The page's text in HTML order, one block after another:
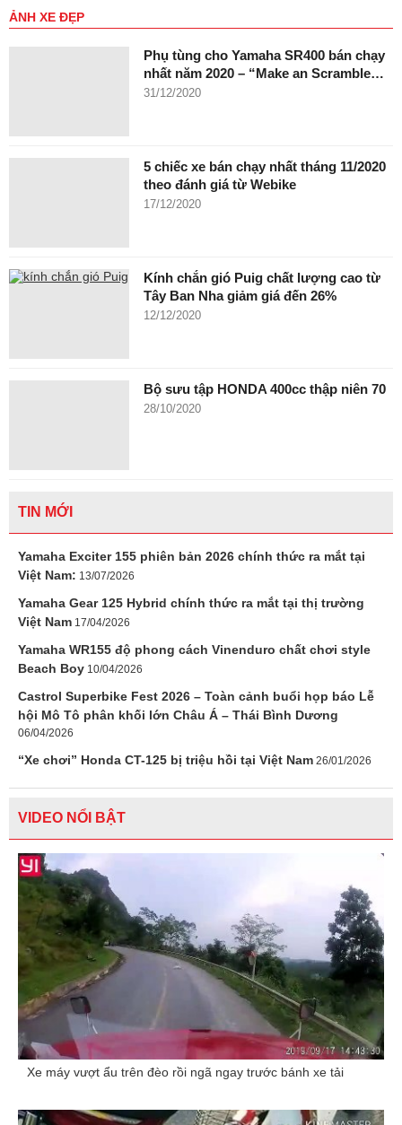
ẢNH XE ĐẸP
Phụ tùng cho Yamaha SR400 bán chạy
nhất năm 2020 – “Make an Scramble…
31/12/2020
5 chiếc xe bán chạy nhất tháng 11/2020
theo đánh giá từ Webike
17/12/2020
Kính chắn gió Puig chất lượng cao từ
Tây Ban Nha giảm giá đến 26%
12/12/2020
Bộ sưu tập HONDA 400cc thập niên 70
28/10/2020
TIN MỚI
Yamaha Exciter 155 phiên bản 2026 chính thức ra mắt tại
Việt Nam: 13/07/2026
Yamaha Gear 125 Hybrid chính thức ra mắt tại thị trường
Việt Nam 17/04/2026
Yamaha WR155 độ phong cách Vinenduro chất chơi style
Beach Boy 10/04/2026
Castrol Superbike Fest 2026 – Toàn cảnh buổi họp báo Lễ
hội Mô Tô phân khối lớn Châu Á – Thái Bình Dương
06/04/2026
“Xe chơi” Honda CT-125 bị triệu hồi tại Việt Nam 26/01/2026
VIDEO NỔI BẬT
Xe máy vượt ẩu trên đèo rồi ngã ngay trước bánh xe tải